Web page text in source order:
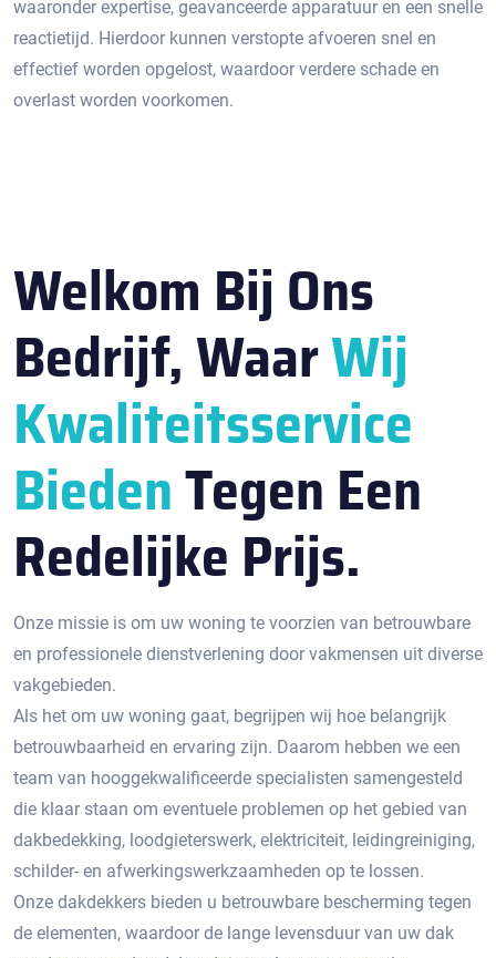
waaronder expertise, geavanceerde apparatuur en een snelle
reactietijd.​ Hierdoor kunnen verstopte afvoeren snel en
effectief worden opgelost, waardoor verdere schade en
overlast worden voorkomen.
Welkom Bij Ons
Bedrijf, WaarWij
Kwaliteitsservice
BiedenTegen Een
Redelijke Prijs.
Onze missie is om uw woning te voorzien van betrouwbare
en professionele dienstverlening door vakmensen uit diverse
vakgebieden.
Als het om uw woning gaat, begrijpen wij hoe belangrijk
betrouwbaarheid en ervaring zijn. Daarom hebben we een
team van hooggekwalificeerde specialisten samengesteld
die klaar staan om eventuele problemen op het gebied van
dakbedekking, loodgieterswerk, elektriciteit, leidingreiniging,
schilder- en afwerkingswerkzaamheden op te lossen.
Onze dakdekkers bieden u betrouwbare bescherming tegen
de elementen, waardoor de lange levensduur van uw dak